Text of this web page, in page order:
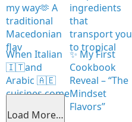
my way🫶 A
traditional
Macedonian
flav
ingredients
that
transport you
to tropical
When Italian
🇮🇹and
Arabic 🇦🇪
cuisines come
✨ My First
Cookbook
Reveal – “The
Mindset
Flavors”
Load More…